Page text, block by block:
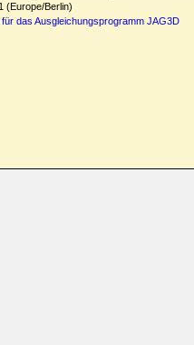
(Europe/Berlin)
das Ausgleichungsprogramm JAG3D